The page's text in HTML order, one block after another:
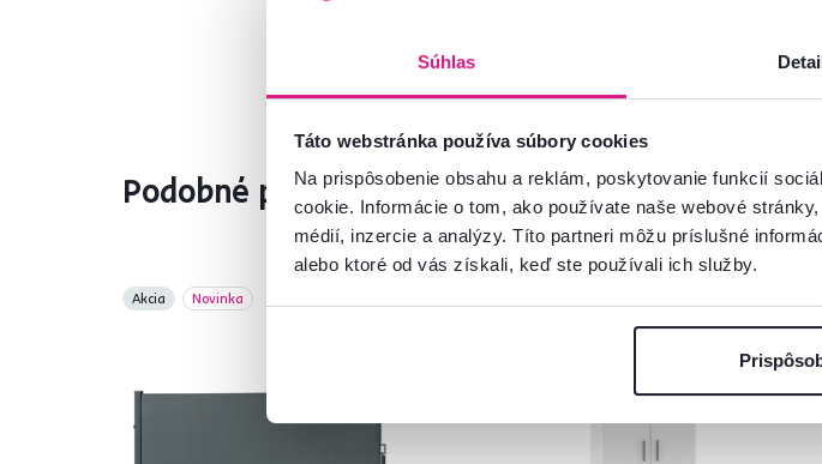
Súhlas
Táto webstránka používa súbory cookies
Na prispôsobenie obsahu a reklám, poskytovanie funkcií
cookie. Informácie o tom, ako používate naše webové
médií, inzercie a analýzy. Títo partneri môžu príslušné
alebo ktoré od vás získali, keď ste používali ich služby.
Podobné produkty
Akcia Novinka